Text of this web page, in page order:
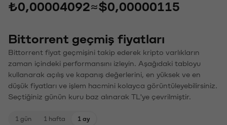
₺0,00004092≈$0,00000115
Bittorrent geçmiş fiyatları
Bittorrent fiyat geçmişini takip ederek kripto varlıkların
zaman içindeki performansını izleyin. Aşağıdaki tabloyu
kullanarak açılış ve kapanış değerlerini, en yüksek ve en
düşük fiyatları ve işlem hacmini kolayca görüntüleyebilirsiniz.
Seçtiğiniz günün kuru baz alınarak TL'ye çevrilmiştir.
1 gün 1 hafta 1 ay